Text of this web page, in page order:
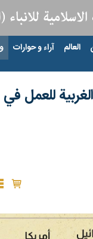
العالم آراء و حوارات
للعمل في